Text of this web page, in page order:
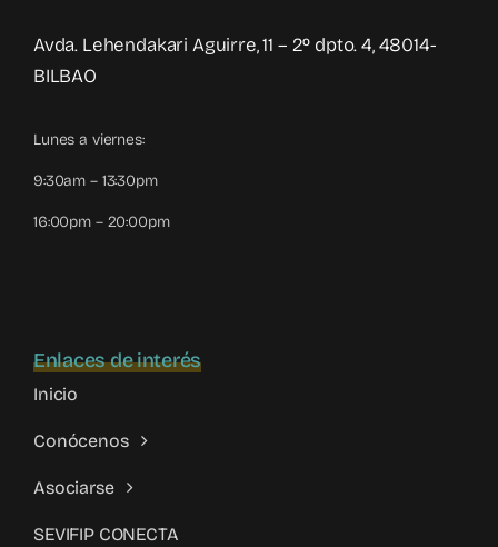
Avda. Lehendakari Aguirre, 11 – 2º dpto. 4, 48014-
BILBAO
Lunes a viernes:
9:30am – 13:30pm
16:00pm – 20:00pm
Enlaces de interés
Inicio
Conócenos
Asociarse
SEVIFIP CONECTA